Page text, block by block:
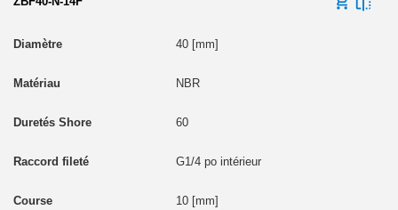
40 [mm]
NBR
60
G1/4 po intérieur
10 [mm]